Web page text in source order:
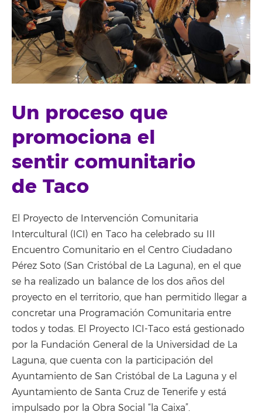
Un proceso que
promociona el
sentir comunitario
de Taco
El Proyecto de Intervención Comunitaria
Intercultural (ICI) en Taco ha celebrado su III
Encuentro Comunitario en el Centro Ciudadano
Pérez Soto (San Cristóbal de La Laguna), en el que
se ha realizado un balance de los dos años del
proyecto en el territorio, que han permitido llegar a
concretar una Programación Comunitaria entre
todos y todas. El Proyecto ICI-Taco está gestionado
por la Fundación General de la Universidad de La
Laguna, que cuenta con la participación del
Ayuntamiento de San Cristóbal de La Laguna y el
Ayuntamiento de Santa Cruz de Tenerife y está
impulsado por la Obra Social “la Caixa”.